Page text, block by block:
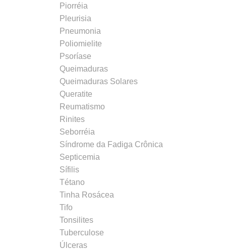
Piorréia
Pleurisia
Pneumonia
Poliomielite
Psoríase
Queimaduras
Queimaduras Solares
Queratite
Reumatismo
Rinites
Seborréia
Síndrome da Fadiga Crônica
Septicemia
Sífilis
Tétano
Tinha Rosácea
Tifo
Tonsilites
Tuberculose
Úlceras